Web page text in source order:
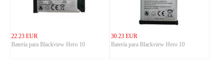
22.23 EUR
Batería para Blackview Hero 10
30.23 EUR
Batería para Blackview Hero 10